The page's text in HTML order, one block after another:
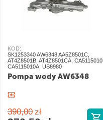
KOD:
SK1253340 AW6348 AA5Z8501C,
AT4Z8501B, AT4Z8501CA, CA5115010,
CA5115010A, US8980
Pompa wody AW6348
390,00 zł